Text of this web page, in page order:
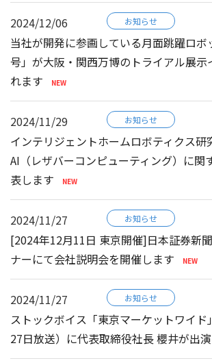
2024/12/06 お知らせ
当社が開発に参画している月面跳躍ロボ
号」が大阪・関西万博のトライアル展示
れます
2024/11/29 お知らせ
インテリジェントホームロボティクス研
AI（レザバーコンピューティング）に関
表します
2024/11/27 お知らせ
[2024年12月11日 東京開催]日本証券新
ナーにて会社説明会を開催します
2024/11/27 お知らせ
ストックボイス「東京マーケットワイド
27日放送）に代表取締役社長 櫻井が出